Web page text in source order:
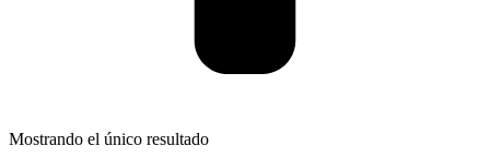
Mostrando el único resultado